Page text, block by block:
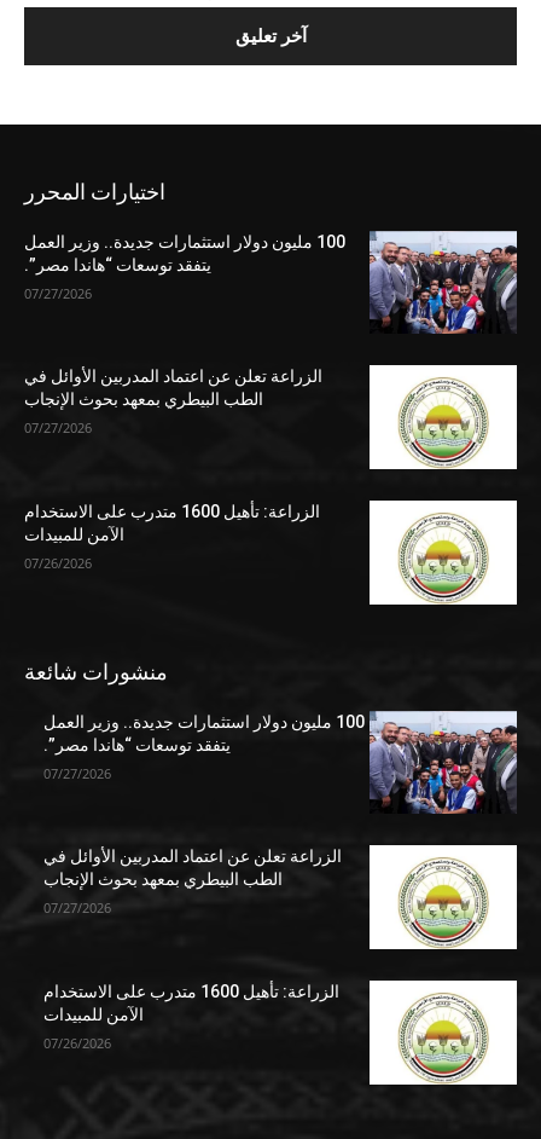
اختيارات المحرر
100 مليون دولار استثمارات جديدة.. وزير العمل
يتفقد توسعات “هاندا مصر”.
07/27/2026
الزراعة تعلن عن اعتماد المدربين الأوائل في
الطب البيطري بمعهد بحوث الإنجاب
07/27/2026
الزراعة: تأهيل 1600 متدرب على الاستخدام
الآمن للمبيدات
07/26/2026
منشورات شائعة
100 مليون دولار استثمارات جديدة.. وزير العمل
يتفقد توسعات “هاندا مصر”.
07/27/2026
الزراعة تعلن عن اعتماد المدربين الأوائل في
الطب البيطري بمعهد بحوث الإنجاب
07/27/2026
الزراعة: تأهيل 1600 متدرب على الاستخدام
الآمن للمبيدات
07/26/2026